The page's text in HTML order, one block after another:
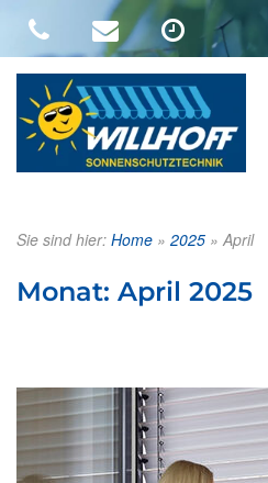
Sie sind hier: Home » 2025 » April
Monat: April 2025